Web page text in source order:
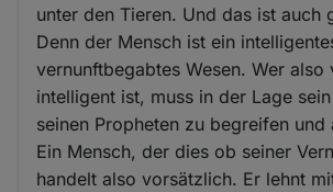
unter den Tieren. Und das ist auch
Denn der Mensch ist ein
vernunftbegabtes Wesen. Wer also
intelligent ist, muss in der Lage
seinen Propheten zu begreifen und
Ein Mensch, der dies ob seiner
handelt also vorsätzlich. Er lehnt